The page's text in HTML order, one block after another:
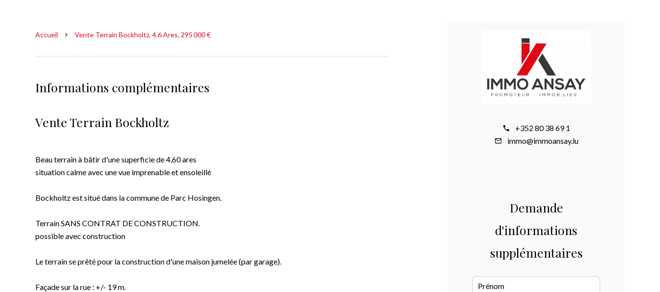
Accueil Vente Terrain Bockholtz, 4.6 Ares, 295 000 €
Informations complémentaires
Vente Terrain Bockholtz
Beau terrain à bâtir d'une superficie de 4,60 ares
situation calme avec une vue imprenable et ensoleillé
Bockholtz est situé dans la commune de Parc Hosingen.
Terrain SANS CONTRAT DE CONSTRUCTION.
possible avec construction
Le terrain se prêté pour la construction d'une maison jumelée (par garage).
Façade sur la rue : +/- 19 m.
+352 80 38 69 1
immo@immoansay.lu
Demande
d'informations
supplémentaires